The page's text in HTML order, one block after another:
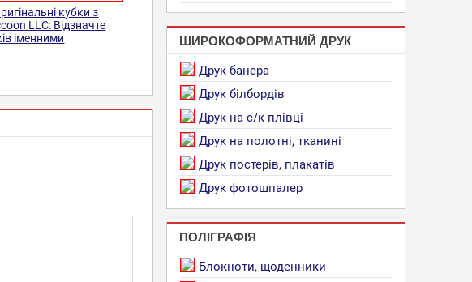
кубки з
LLC: Відзначте
іменними
ШИРОКОФОРМАТНИЙ ДРУК
Друк банера
Друк білбордів
Друк на с/к плівці
Друк на полотні, тканині
Друк постерів, плакатів
Друк фотошпалер
ПОЛІГРАФІЯ
Блокноти, щоденники